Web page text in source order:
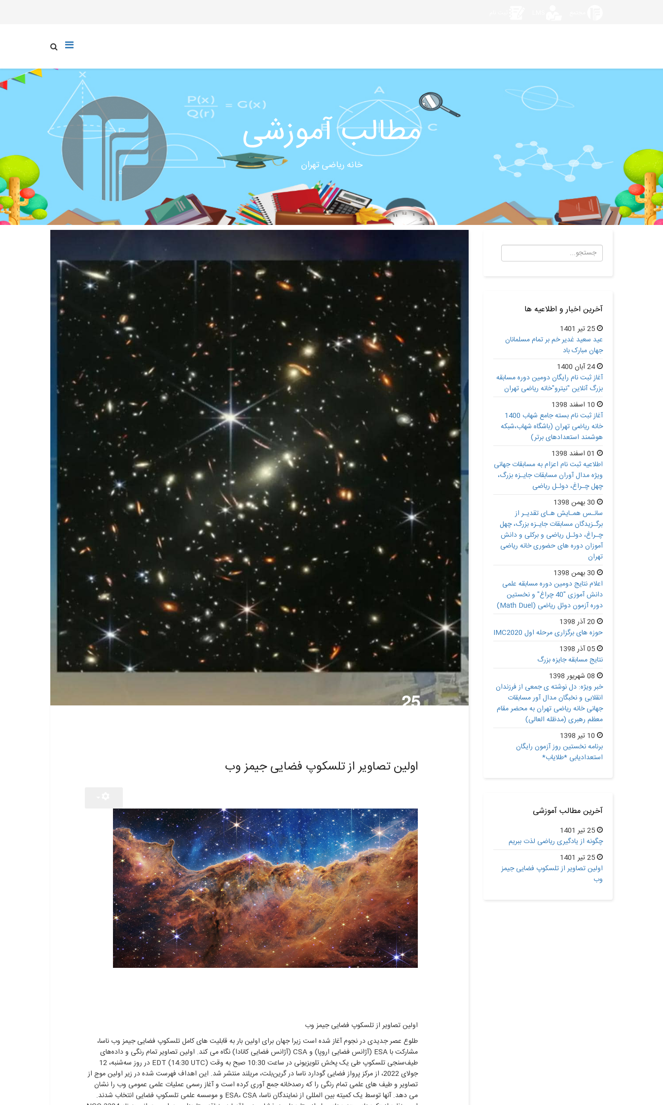
مطالب آموزشی
خانه ریاضی تهران
آخرین اخبار و اطلاعیه ها
عید سعید غدیر خم بر تمام مسلمانان
جهان مبارک باد
24 آبان 1400
آغاز ثبت نام رایگان دومین دوره مسابقه
بزرگ آنلاین "نیترو"خانه ریاضی تهران
آغاز ثبت نام بسته جامع شهاب 1400
خانه ریاضی تهران (باشگاه شهاب،شبکه
هوشمند استعدادهای برتر)
اطلاعیه ثبت نام اعزام به مسابقات جهانی
ویژه مدال آوران مسابقات جایـزه بزرگ،
چهل چـراغ، دوئـل ریاضی
سانـس همـایش هـای تقدیـر از
برگـزیدگان مسابقات جایـزه بزرگ، چهل
چـراغ، دوئـل ریاضی و برکلی و دانش
آموزان دوره های حضوری خانه ریاضی
تهران
اعلام نتایج دومین دوره مسابقه علمی
دانش آموزی "40 چراغ" و نخستین
دوره آزمون دوئل ریاضی (Math Duel)
حوزه های برگزاری مرحله اول IMC2020
نتایج مسابقه جایزه بزرگ
خبر ویژه: دل نوشته ی جمعی از فرزندان
انقلابی و نخبگان مدال آور مسابقات
جهانی خانه ریاضی تهران به محضر مقام
معظم رهبری (مدظله العالی)
برنامه نخستین روز آزمون رایگان
استعدادیابی *طلایاب*
آخرین مطالب آموزشی
چگونه از یادگیری ریاضی لذت ببریم
اولین تصاویر از تلسکوپ فضایی جیمز
وب
25
اولین تصاویر از تلسکوپ فضایی جیمز وب
اولین تصاویر از تلسکوپ فضایی جیمز وب
طلوع عصر جدیدی در نجوم آغاز شده است زیرا جهان برای اولین بار به قابلیت های کامل تلسکوپ فضایی جیمز وب ناسا،
مشارکت با ESA (آژانس فضایی اروپا) و CSA (آژانس فضایی کانادا) نگاه می کند. اولین تصاویر تمام رنگی و داده‌های
طیف‌سنجی تلسکوپ طی یک پخش تلویزیونی در ساعت 10:30 صبح به وقت EDT (14:30 UTC) در روز سه‌شنبه، 12
جولای 2022، از مرکز پرواز فضایی گودارد ناسا در گرین‌بلت، مریلند منتشر شد. این اهداف فهرست شده در زیر اولین موج از
تصاویر و طیف های علمی تمام رنگی را که رصدخانه جمع آوری کرده است و آغاز رسمی عملیات علمی عمومی وب را نشان
می دهد. آنها توسط یک کمیته بین المللی از نمایندگان ناسا، ESA، CSA و موسسه علمی تلسکوپ فضایی انتخاب شدند.